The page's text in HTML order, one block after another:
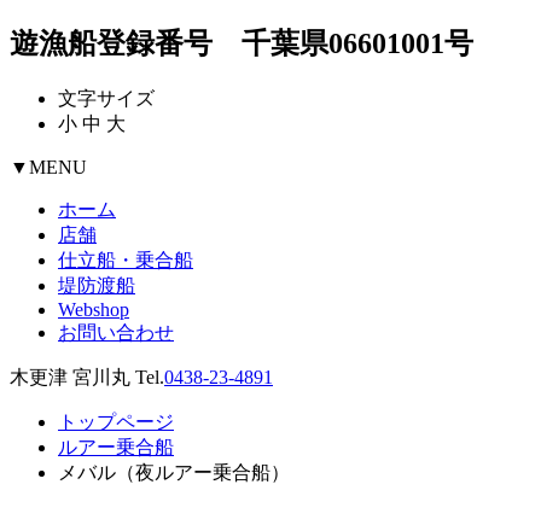
遊漁船登録番号 千葉県06601001号
文字サイズ
小 中 大
▼MENU
ホーム
店舗
仕立船・乗合船
堤防渡船
Webshop
お問い合わせ
木更津 宮川丸 Tel.0438-23-4891
トップページ
ルアー乗合船
メバル（夜ルアー乗合船）